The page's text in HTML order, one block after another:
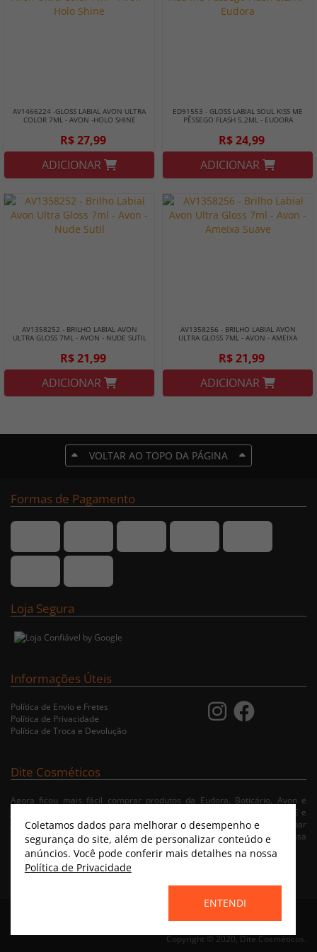
AV1466224 -GLOSS LABIAL AVON ULTRA
COLOR 7ML - AVON -HOLO SHINE
R$ 27,99
ADICIONAR
ED91553 - GLOSS LABIAL SOUL KISS ME
PÊSSEGO FLASH 5,2ML - EUDORA
R$ 24,99
ADICIONAR
AV1358252 - BRILHO LABIAL AVON
ULTRA GLOSS 7ML - AVON - NUDE SUTIL
R$ 21,99
ADICIONAR
AV1358256 - BRILHO LABIAL AVON
ULTRA GLOSS 7ML - AVON - AMEIXA
R$ 21,99
ADICIONAR
VOLTAR AO TOPO DA PÁGINA
Formas de Pagamento
Loja Segura
Informações Úteis
Política de Envio e Fretes
Política de Privacidade
Política de Troca e Devolução
Dite Cosméticos
Agora ficou mais fácil comprar produtos da Eudora, Boticário, Avon e
Jequiti nas cidades de Recife/PE, Olinda/PE, Paulista/PE, Abreu e Lima/PE e
Jaboatão/PE. A nossa loja virtual possibilita ao usuário navegar, selecionar
e fazer pedido de Delivery no conforto da sua residência. Consulte nossa
condições de entrega.
Copyright © 2020, Dite Cosméticos.
Coletamos dados para melhorar o desempenho e
segurança do site, além de personalizar conteúdo e
anúncios. Você pode conferir mais detalhes na nossa
Política de Privacidade
ENTENDI